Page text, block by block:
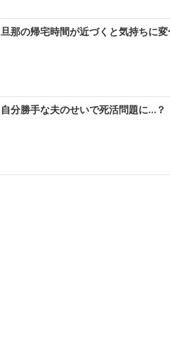
旦那の帰宅時間が近づくと気持ちに
自分勝手な夫のせいで死活問題に…